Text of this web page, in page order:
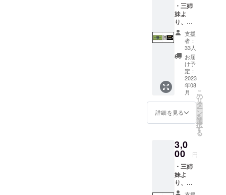
・三姉
妹よ
り、感
謝の気
持ちを
込めた
御礼
メール
・カ
フェド
リンク
チケッ
ト1枚
(チ
ケット
有効期
2023年
8月～
2024年
1月） ※
ドリン
クチ
ケット
支援
者：
33人
お届
け予
定：
2023
年08
月
詳細を見る
こ
の
リ
タ
ー
ン
を
選
択
す
る
3,0
00 円
・三姉
妹よ
り、感
謝の気